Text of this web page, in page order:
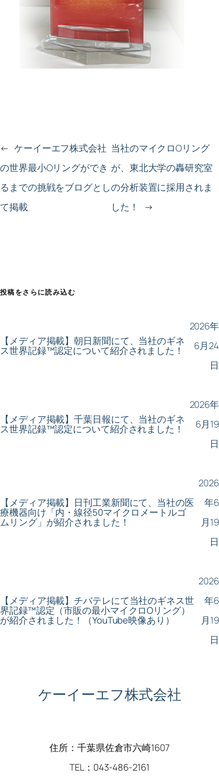
← ケーイーエフ株式会社
の世界最小Oリングができ
るまでの挑戦をブログとし
て掲載
当社のマイクロOリング
が、東北大学の轟研究室
の分析装置に採用されま
した！
→
投稿をさらに読み込む
【メディア掲載】朝日新聞にて、当社のギネ
ス世界記録™認定について紹介されました！
2026年
6月24
日
【メディア掲載】千葉日報にて、当社のギネ
ス世界記録™認定について紹介されました！
2026年
6月19
日
【メディア掲載】日刊工業新聞にて、当社の医
療機器向け「内・線径50マイクロメートルゴ
ムリング」が紹介されました！
2026
年6
月19
日
【メディア掲載】チバテレにて当社のギネス世
界記録™認定（市販の最小マイクロOリング）
が紹介されました！（YouTube映像あり）
2026
年6
月19
日
ケーイーエフ株式会社
住所：千葉県佐倉市六崎1607
TEL：043-486-2161